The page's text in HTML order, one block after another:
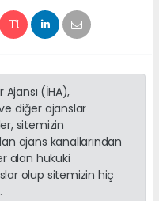
(İHA),
diğer ajanslar
sitemizin
ajans kanallarından
alan hukuki
olup sitemizin hiç